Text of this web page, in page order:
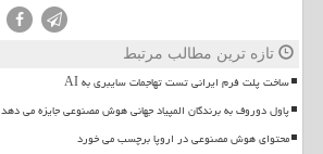
تازه ترین مطالب مرتبط
ساخت پلت فرم ایرانی تست تهاجمات سایبری به AI
پاول دوروف به برندگان المپیاد جهانی هوش مصنوعی جایزه می دهد
محتوای هوش مصنوعی در اروپا برچسب می خورد